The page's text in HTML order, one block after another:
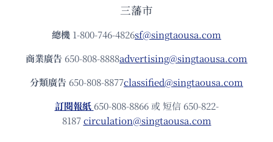
三藩市
總機 1-800-746-4826sf@singtaousa.com
商業廣告 650-808-8888advertising@singtaousa.com
分類廣告 650-808-8877classified@singtaousa.com
訂閱報紙 650-808-8866 或 短信 650-822-
8187circulation@singtaousa.com